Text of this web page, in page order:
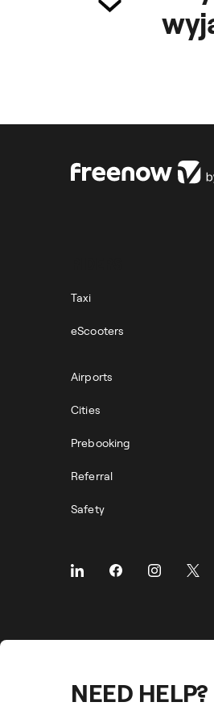
Taxi
eScooters
Airports
Cities
Prebooking
Referral
Safety
NEED HELP?